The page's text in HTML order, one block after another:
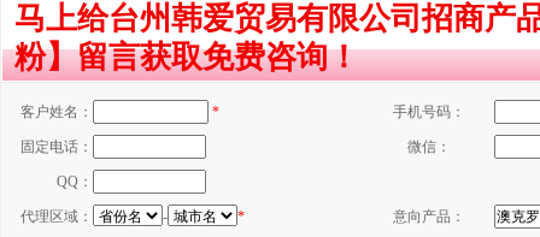
马上给台州韩爱贸易有限公司招商产
粉】留言获取免费咨询！
客户姓名： * 手机号码：
固定电话： 微信：
QQ：
代理区域： - * 意向产品：